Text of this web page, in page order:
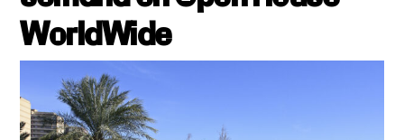
WorldWide